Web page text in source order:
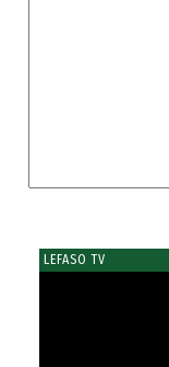
LEFASO TV